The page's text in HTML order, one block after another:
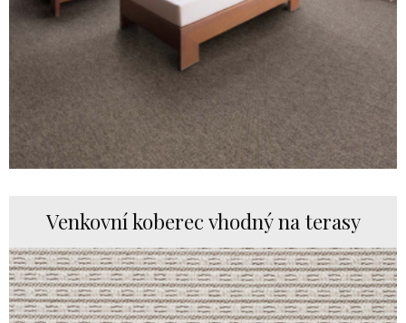
Venkovní koberec vhodný na terasy